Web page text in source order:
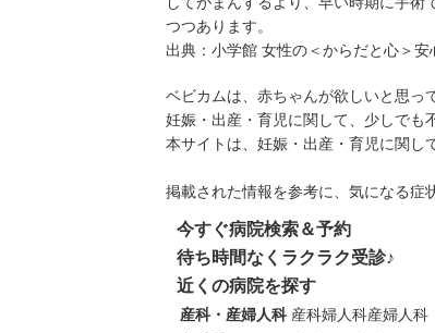
つつあります。
出典： 小学館 女性の＜からだと心＞
ベビカムは、赤ちゃんが欲しいと思っ
妊娠・出産・育児に関して、少しでも
本サイトは、妊娠・出産・育児に関し
掲載された情報を参考に、気になる症
今すぐ病院検索＆予約
待ち時間なくラクラク受診♪
近くの病院を探す
産科・産婦人科 産科婦人科産婦人科